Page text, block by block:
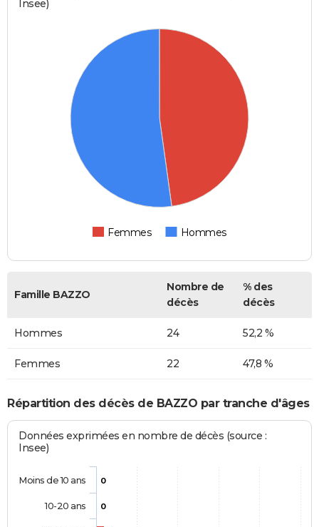
Insee)
Femmes Hommes
Famille BAZZO
Nombre de
décès
% des
décès
Hommes 24 52,2 %
Femmes 22 47,8 %
Répartition des décès de BAZZO par tranche d'âges
Données exprimées en nombre de décès (source :
Insee)
0
0
Moins de 10 ans
10-20 ans